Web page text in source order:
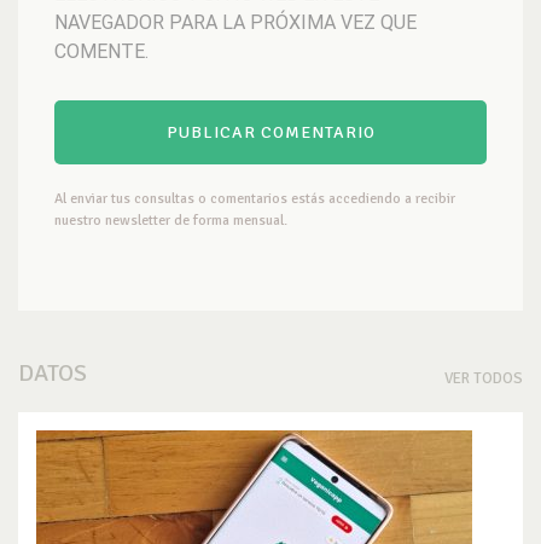
NAVEGADOR PARA LA PRÓXIMA VEZ QUE
COMENTE.
Al enviar tus consultas o comentarios estás accediendo a recibir
nuestro newsletter de forma mensual.
DATOS VER TODOS